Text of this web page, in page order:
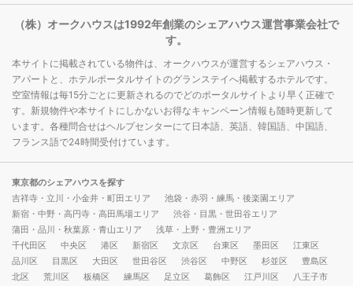
（株）オークハウスは1992年創業のシェアハウス運営事業会社で
す。
本サイトに掲載されている物件は、オークハウスが運営するシェアハウス・
アパートと、ホテルポータルサイトのグランステイへ掲載するホテルです。
空室情報は毎15分ごとに更新されるのでどのポータルサイトより早く正確で
す。新規物件や本サイトにしかないお得なキャンペーン情報も随時更新して
います。各種問合せはヘルプセンターにて日本語、英語、韓国語、中国語、
フランス語で24時間受付けています。
東京都のシェアハウスを探す
吉祥寺・立川・小金井・町田エリア
池袋・赤羽・練馬・後楽園エリア
新宿・中野・高円寺・高田馬場エリア
渋谷・目黒・世田谷エリア
蒲田・品川・秋葉原・青山エリア
浅草・上野・豊洲エリア
千代田区
中央区 港区 新宿区 文京区 台東区 墨田区
江東区
品川区
目黒区 大田区 世田谷区 渋谷区 中野区 杉並区
豊島区
北区
荒川区 板橋区 練馬区 足立区 葛飾区 江戸川区
八王子市